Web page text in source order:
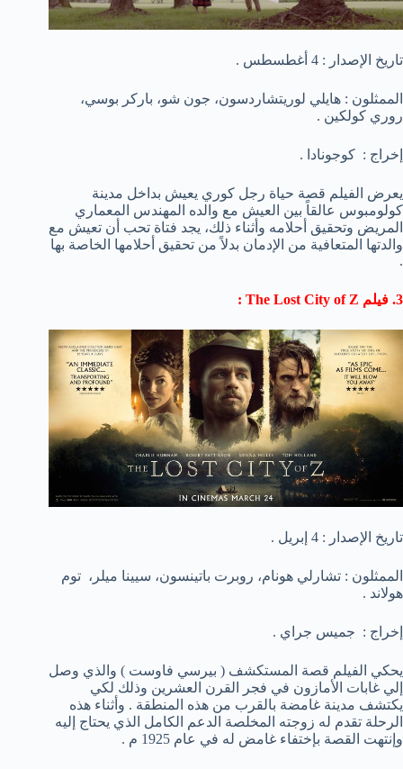
تاريخ الإصدار : 4 أغطسطس .
الممثلون : هايلي لوريتشاردسون، جون شو، باركر بوسي،
روري كولكين .
إخراج : كوجونادا .
يعرض الفيلم قصة حياة رجل كوري يعيش بداخل مدينة
كولومبوس عالقاً بين العيش مع والده المهندس المعماري
المريض وتحقيق أحلامه وأثناء ذلك، يجد فتاة تحب أن تعيش مع
والدتها المتعافية من الإدمان بدلاً من تحقيق أحلامها الخاصة بها
.
3. فيلم The Lost City of Z :
تاريخ الإصدار : 4 إبريل .
الممثلون : تشارلي هونام، روبرت باتينسون، سيينا ميلر، توم
هولاند .
إخراج : جميس جراي .
يحكي الفيلم قصة المستكشف ( بيرسي فاوست ) والذي وصل
إلي غابات الأمازون في فجر القرن العشرين وذلك لكي
يكتشف مدينة غامضة بالقرب من هذه المنطقة . وأثناء هذه
الرحلة تقدم له زوجته المخلصة الدعم الكامل الذي يحتاج إليه
وإنتهت القصة بإختفاء غامض له في عام 1925 م .